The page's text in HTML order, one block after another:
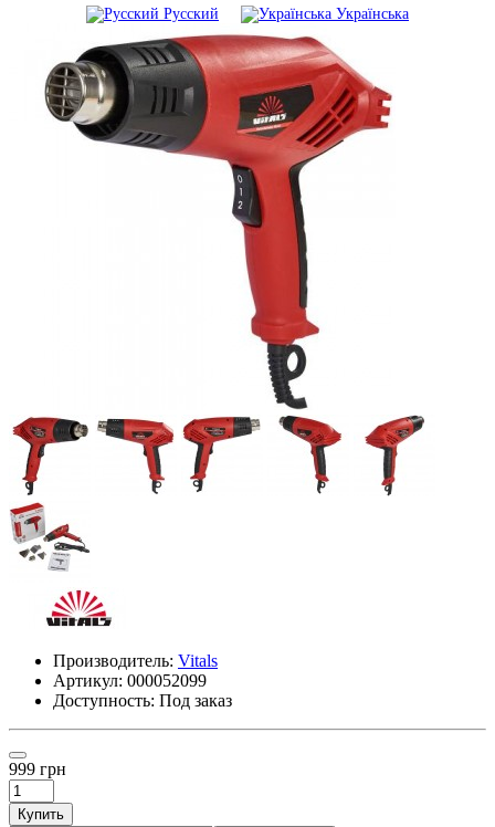
Русский
Українська
Производитель: Vitals
Артикул: 000052099
Доступность: Под заказ
999 грн
Купить